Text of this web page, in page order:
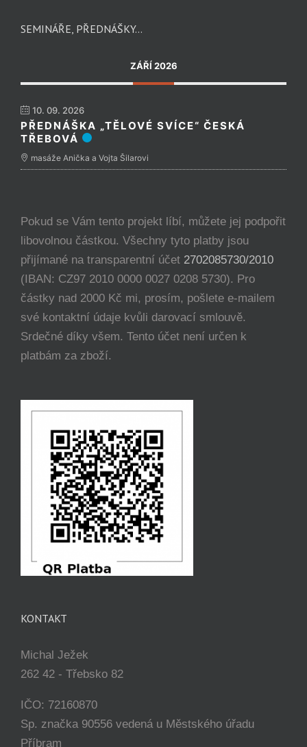
SEMINÁŘE, PŘEDNÁŠKY…
ZÁŘÍ 2026
10. 09. 2026
PŘEDNÁŠKA „TĚLOVÉ SVÍCE“ ČESKÁ
TŘEBOVÁ
masáže Anička a Vojta Šilarovi
Pokud se Vám tento projekt líbí, můžete jej podpořit
libovolnou částkou. Všechny tyto platby jsou
přijímané na transparentní účet 2702085730/2010
(IBAN: CZ97 2010 0000 0027 0208 5730). Pro
částky nad 2000 Kč mi, prosím, pošlete e-mailem
své kontaktní údaje kvůli darovací smlouvě.
Srdečné díky všem. Tento účet není určen k
platbám za zboží.
KONTAKT
Michal Ježek
262 42 - Třebsko 82
IČO: 72160870
Sp. značka 90556 vedená u Městského úřadu
Příbram